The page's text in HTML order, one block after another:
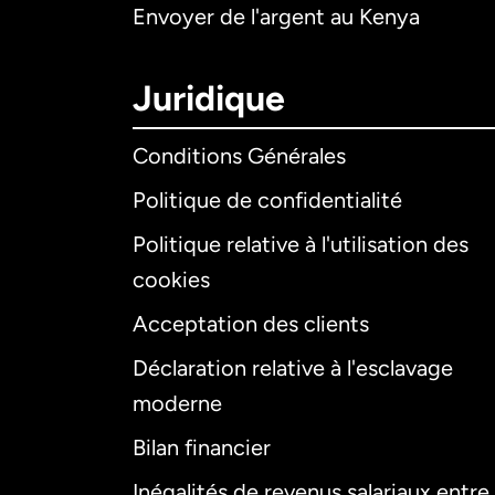
Envoyer de l'argent au Kenya
Juridique
Conditions Générales
Politique de confidentialité
Politique relative à l'utilisation des
cookies
Acceptation des clients
Déclaration relative à l'esclavage
moderne
Bilan financier